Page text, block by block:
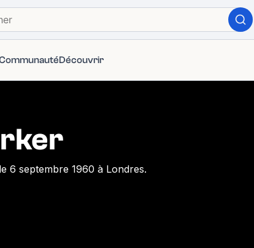
Découvrir
6 septembre 1960 à Londres.